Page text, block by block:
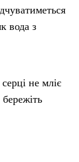
вода з
не мліє